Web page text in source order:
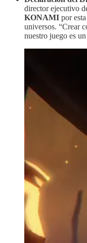
director ejecutivo
KONAMI por
universos. “Crear
nuestro juego es